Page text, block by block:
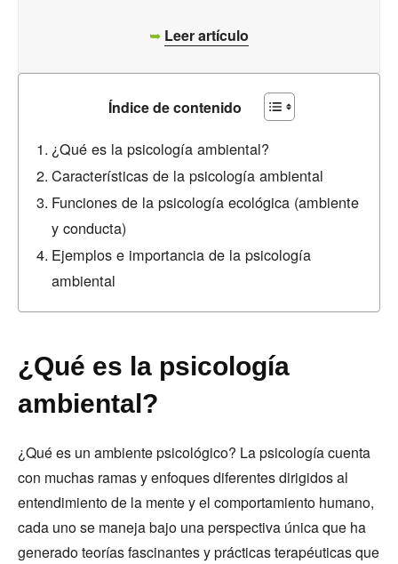
➥ Leer artículo
Índice de contenido
¿Qué es la psicología ambiental?
Características de la psicología ambiental
Funciones de la psicología ecológica (ambiente
y conducta)
Ejemplos e importancia de la psicología
ambiental
¿Qué es la psicología
ambiental?
¿Qué es un ambiente psicológico? La psicología cuenta
con muchas ramas y enfoques diferentes dirigidos al
entendimiento de la mente y el comportamiento humano,
cada uno se maneja bajo una perspectiva única que ha
generado teorías fascinantes y prácticas terapéuticas que